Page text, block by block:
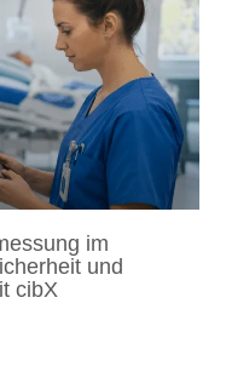
im
und
cibX